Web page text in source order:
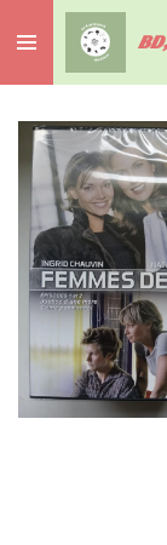
au
contenu